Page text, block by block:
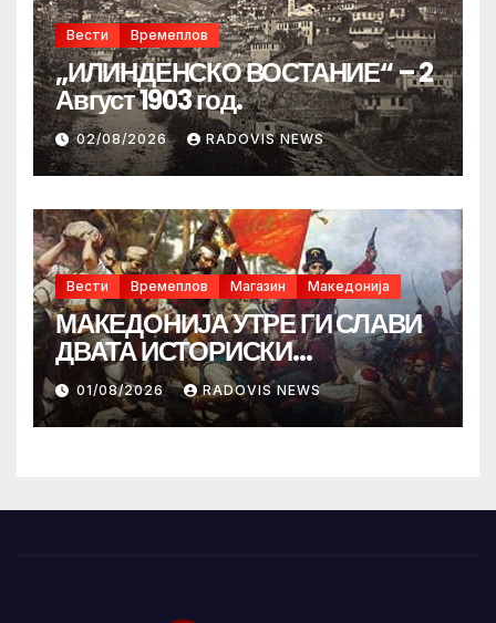
Вести Времеплов
„ИЛИНДЕНСКО ВОСТАНИЕ“ – 2
Август 1903 год.
02/08/2026 RADOVIS NEWS
Вести Времеплов Магазин Македонија
МАКЕДОНИЈА УТРЕ ГИ СЛАВИ
ДВАТА ИСТОРИСКИ
ИЛИНДЕНА!
01/08/2026 RADOVIS NEWS